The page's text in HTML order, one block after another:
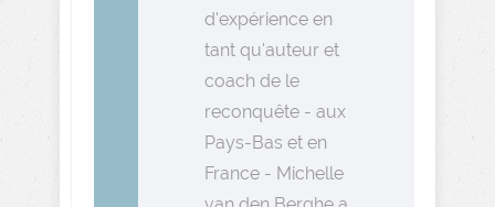
d'expérience en
tant qu'auteur et
coach de le
reconquête - aux
Pays-Bas et en
France - Michelle